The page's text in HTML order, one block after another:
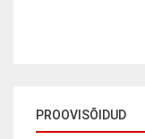
PROOVISÕIDUD